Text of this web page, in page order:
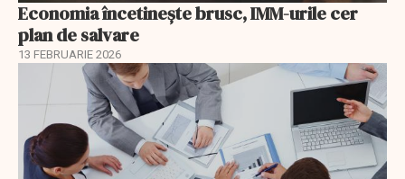
Economia încetinește brusc, IMM-urile cer
plan de salvare
13 FEBRUARIE 2026